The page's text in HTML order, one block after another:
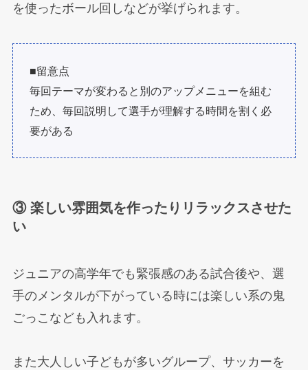
を使ったボール回しなどが挙げられます。
■留意点
毎回テーマが変わると別のアップメニューを組む
ため、毎回説明して選手が理解する時間を割く必
要がある
③ 楽しい雰囲気を作ったりリラックスさせた
い
ジュニアの高学年でも緊張感のある試合後や、選
手のメンタルが下がっている時には楽しい系の鬼
ごっこなども入れます。
また大人しい子どもが多いグループ、サッカーを